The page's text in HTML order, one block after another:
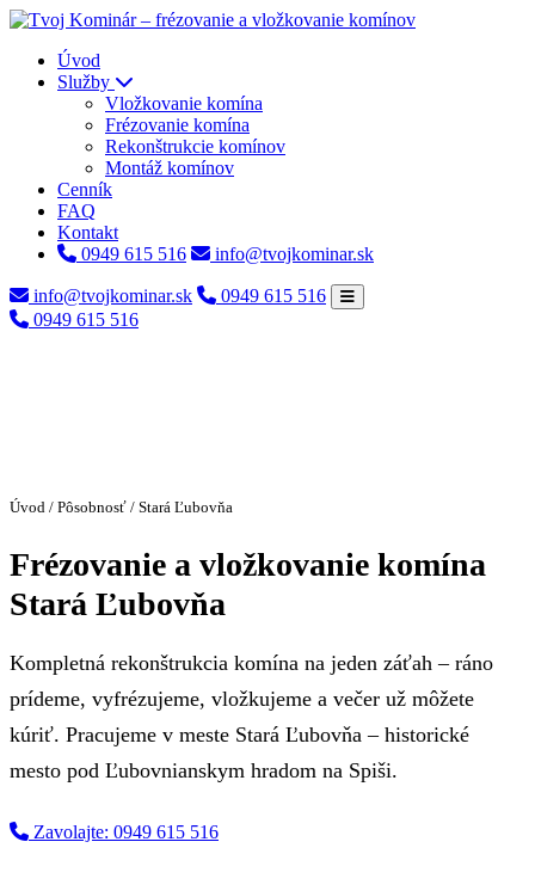
Úvod
Služby
Vložkovanie komína
Frézovanie komína
Rekonštrukcie komínov
Montáž komínov
Cenník
FAQ
Kontakt
0949 615 516
info@tvojkominar.sk
info@tvojkominar.sk
0949 615 516
0949 615 516
Úvod / Pôsobnosť / Stará Ľubovňa
Frézovanie a vložkovanie komína
Stará Ľubovňa
Kompletná rekonštrukcia komína na jeden záťah – ráno
prídeme, vyfrézujeme, vložkujeme a večer už môžete
kúriť. Pracujeme v meste Stará Ľubovňa – historické
mesto pod Ľubovnianskym hradom na Spiši.
Zavolajte: 0949 615 516